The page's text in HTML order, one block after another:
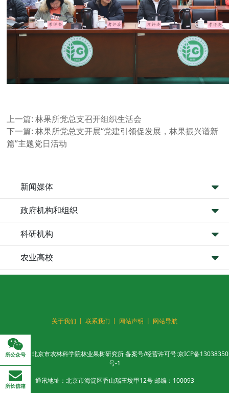
上一篇:林果所党总支召开组织生活会
下一篇:林果所党总支开展“党建引领促发展，林果振兴谱新
篇”主题党日活动
新闻媒体
政府机构和组织
科研机构
农业高校
关于我们 丨 联系我们 丨 网站声明 丨 网站导航
版权所有：北京市农林科学院林业果树研究所 备案号/经营许可号:京ICP备13038350
号-1
通讯地址：北京市海淀区香山瑞王坟甲12号 邮编：100093
所公众号
所长信箱